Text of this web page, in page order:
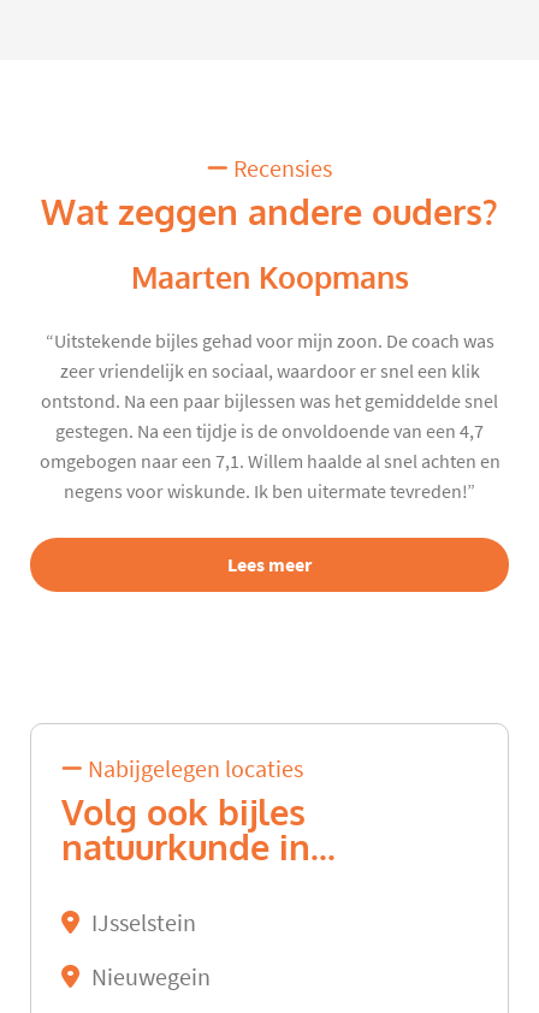
Recensies
Wat zeggen andere ouders?
Maarten Koopmans
“Uitstekende bijles gehad voor mijn zoon. De coach was
zeer vriendelijk en sociaal, waardoor er snel een klik
ontstond. Na een paar bijlessen was het gemiddelde snel
gestegen. Na een tijdje is de onvoldoende van een 4,7
omgebogen naar een 7,1. Willem haalde al snel achten en
negens voor wiskunde. Ik ben uitermate tevreden!”
Lees meer
Nabijgelegen locaties
Volg ook bijles
natuurkunde in...
IJsselstein
Nieuwegein